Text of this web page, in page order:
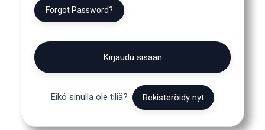
Forgot Password?
Kirjaudu sisään
Eikö sinulla ole tiliä? Rekisteröidy nyt